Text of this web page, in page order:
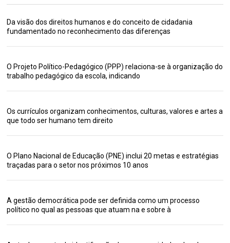
Da visão dos direitos humanos e do conceito de cidadania
fundamentado no reconhecimento das diferenças
O Projeto Político-Pedagógico (PPP) relaciona-se à organização do
trabalho pedagógico da escola, indicando
Os currículos organizam conhecimentos, culturas, valores e artes a
que todo ser humano tem direito
O Plano Nacional de Educação (PNE) inclui 20 metas e estratégias
traçadas para o setor nos próximos 10 anos
A gestão democrática pode ser definida como um processo
político no qual as pessoas que atuam na e sobre à